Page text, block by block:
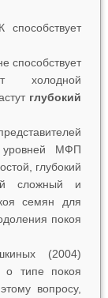
способствует
холодной
глубокий
уровней МФП
глубокий
сложный и
семян для
покоя
(2004)
о типе покоя
вопросу,